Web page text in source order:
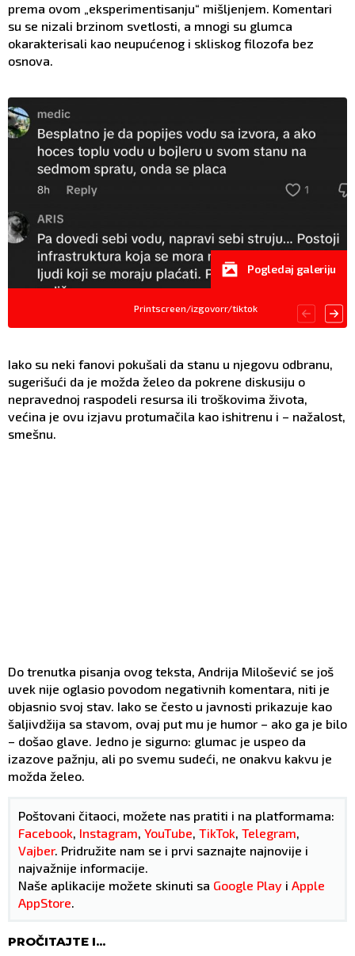
prema ovom „eksperimentisanju“ mišljenjem. Komentari
su se nizali brzinom svetlosti, a mnogi su glumca
okarakterisali kao neupućenog i skliskog filozofa bez
osnova.
Printscreen/izgovorr/tiktok
Pogledaj galeriju
Iako su neki fanovi pokušali da stanu u njegovu odbranu,
sugerišući da je možda želeo da pokrene diskusiju o
nepravednoj raspodeli resursa ili troškovima života,
većina je ovu izjavu protumačila kao ishitrenu i – nažalost,
smešnu.
Do trenutka pisanja ovog teksta, Andrija Milošević se još
uvek nije oglasio povodom negativnih komentara, niti je
objasnio svoj stav. Iako se često u javnosti prikazuje kao
šaljivdžija sa stavom, ovaj put mu je humor – ako ga je bilo
– došao glave. Jedno je sigurno: glumac je uspeo da
izazove pažnju, ali po svemu sudeći, ne onakvu kakvu je
možda želeo.
Poštovani čitaoci, možete nas pratiti i na platformama:
Facebook, Instagram, YouTube, TikTok, Telegram,
Vajber. Pridružite nam se i prvi saznajte najnovije i
najvažnije informacije.
Naše aplikacije možete skinuti sa Google Play i Apple
AppStore.
PROČITAJTE I...